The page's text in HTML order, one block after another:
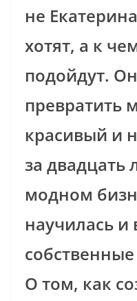
не
хотят, а к
подойдут.
превратить
красивый и
за двадцать
модном
научилась и
О том, как